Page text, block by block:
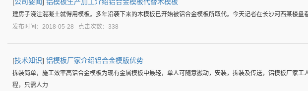
建房子浇注混凝土就得用模板。多年沿袭下来的木模板已开始被铝合金模板所取代。今天记者在长沙河西某楼
发布时间：2018-05-28 点击次数：338
[技术知识] 铝模板厂家介绍铝合金模版优势
拆装简单，施工效率高铝合金模板为现有金属模板中最轻，单人可随意搬动，安装，拆装及传送，铝模板厂家
程，只需人力